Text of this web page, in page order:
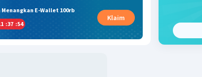
E-Wallet 100rb
:37 :54
Klaim